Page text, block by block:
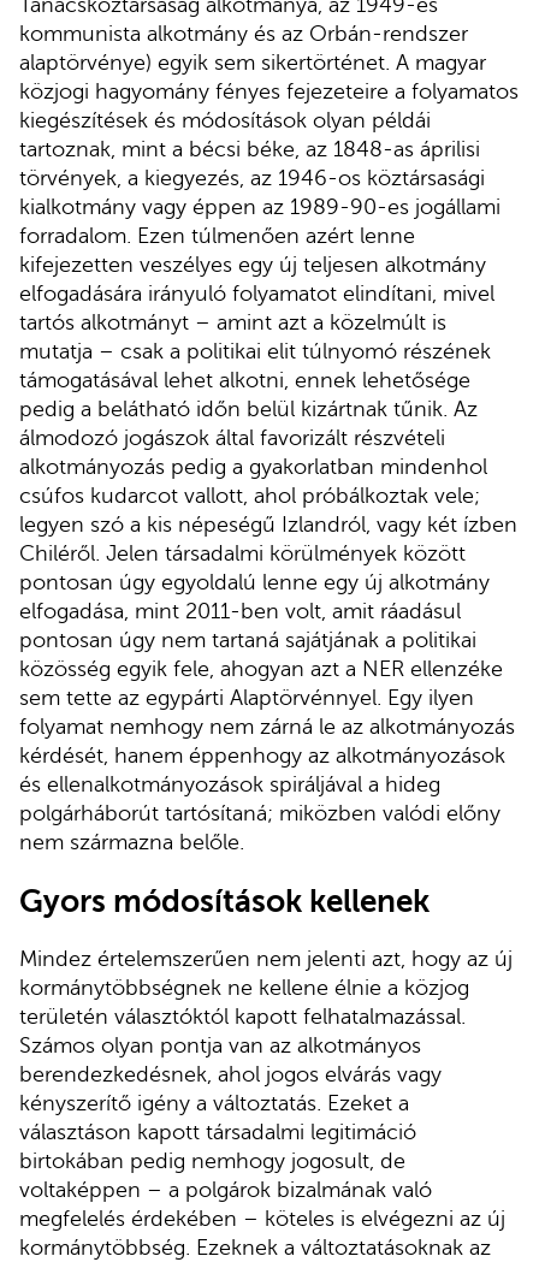
kommunista alkotmány és az Orbán-rendszer
alaptörvénye) egyik sem sikertörténet. A magyar
közjogi hagyomány fényes fejezeteire a folyamatos
kiegészítések és módosítások olyan példái
tartoznak, mint a bécsi béke, az 1848-as áprilisi
törvények, a kiegyezés, az 1946-os köztársasági
kialkotmány vagy éppen az 1989-90-es jogállami
forradalom. Ezen túlmenően azért lenne
kifejezetten veszélyes egy új teljesen alkotmány
elfogadására irányuló folyamatot elindítani, mivel
tartós alkotmányt – amint azt a közelmúlt is
mutatja – csak a politikai elit túlnyomó részének
támogatásával lehet alkotni, ennek lehetősége
pedig a belátható időn belül kizártnak tűnik. Az
álmodozó jogászok által favorizált részvételi
alkotmányozás pedig a gyakorlatban mindenhol
csúfos kudarcot vallott, ahol próbálkoztak vele;
legyen szó a kis népeségű Izlandról, vagy két ízben
Chiléről. Jelen társadalmi körülmények között
pontosan úgy egyoldalú lenne egy új alkotmány
elfogadása, mint 2011-ben volt, amit ráadásul
pontosan úgy nem tartaná sajátjának a politikai
közösség egyik fele, ahogyan azt a NER ellenzéke
sem tette az egypárti Alaptörvénnyel. Egy ilyen
folyamat nemhogy nem zárná le az alkotmányozás
kérdését, hanem éppenhogy az alkotmányozások
és ellenalkotmányozások spiráljával a hideg
polgárháborút tartósítaná; miközben valódi előny
nem származna belőle.
Gyors módosítások kellenek
Mindez értelemszerűen nem jelenti azt, hogy az új
kormánytöbbségnek ne kellene élnie a közjog
területén választóktól kapott felhatalmazással.
Számos olyan pontja van az alkotmányos
berendezkedésnek, ahol jogos elvárás vagy
kényszerítő igény a változtatás. Ezeket a
választáson kapott társadalmi legitimáció
birtokában pedig nemhogy jogosult, de
voltaképpen – a polgárok bizalmának való
megfelelés érdekében – köteles is elvégezni az új
kormánytöbbség. Ezeknek a változtatásoknak az